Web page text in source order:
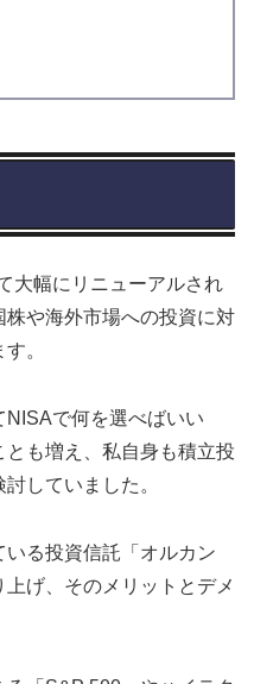
大幅にリニューアルされ
や海外市場への投資に対
。
で何を選べばいい
も増え、私自身も積立投
していました。
る投資信託「オルカン
上げ、そのメリットとデメ